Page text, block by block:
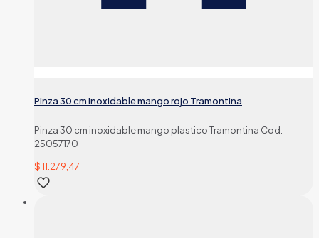
Pinza 30 cm inoxidable mango rojo Tramontina
Pinza 30 cm inoxidable mango plastico Tramontina Cod.
25057170
$11.279,47